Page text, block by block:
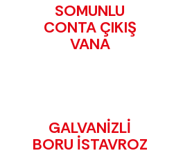
SOMUNLU
CONTA ÇIKIŞ
VANA
GALVANİZLİ
BORU İSTAVROZ